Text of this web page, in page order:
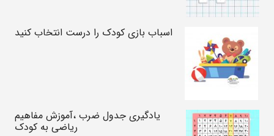
اسباب بازی کودک را درست انتخاب کنید
یادگیری جدول ضرب ،آموزش مفاهیم
ریاضی به کودک